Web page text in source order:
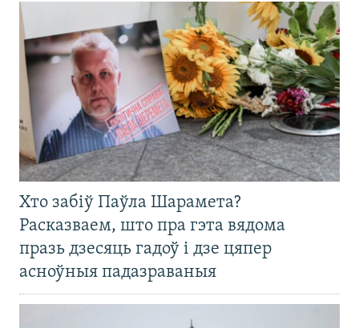
Хто забіў Паўла Шарамета?
Расказваем, што пра гэта вядома
празь дзесяць гадоў і дзе цяпер
асноўныя падазраваныя